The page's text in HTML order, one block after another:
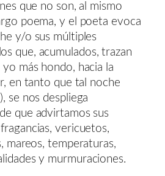
que no son, al mismo
poema, y el poeta evoca
y/o sus múltiples
que, acumulados, trazan
más hondo, hacia la
en tanto que tal noche
se nos despliega
que advirtamos sus
vericuetos,
mareos, temperaturas,
y murmuraciones.